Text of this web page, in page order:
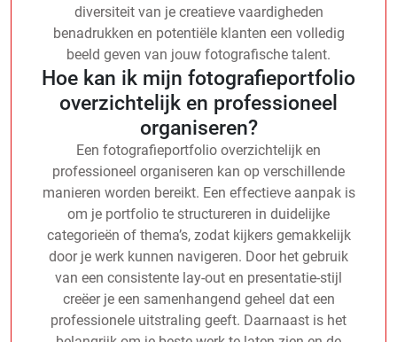
diversiteit van je creatieve vaardigheden
benadrukken en potentiële klanten een volledig
beeld geven van jouw fotografische talent.
Hoe kan ik mijn fotografieportfolio
overzichtelijk en professioneel
organiseren?
Een fotografieportfolio overzichtelijk en
professioneel organiseren kan op verschillende
manieren worden bereikt. Een effectieve aanpak is
om je portfolio te structureren in duidelijke
categorieën of thema’s, zodat kijkers gemakkelijk
door je werk kunnen navigeren. Door het gebruik
van een consistente lay-out en presentatie-stijl
creëer je een samenhangend geheel dat een
professionele uitstraling geeft. Daarnaast is het